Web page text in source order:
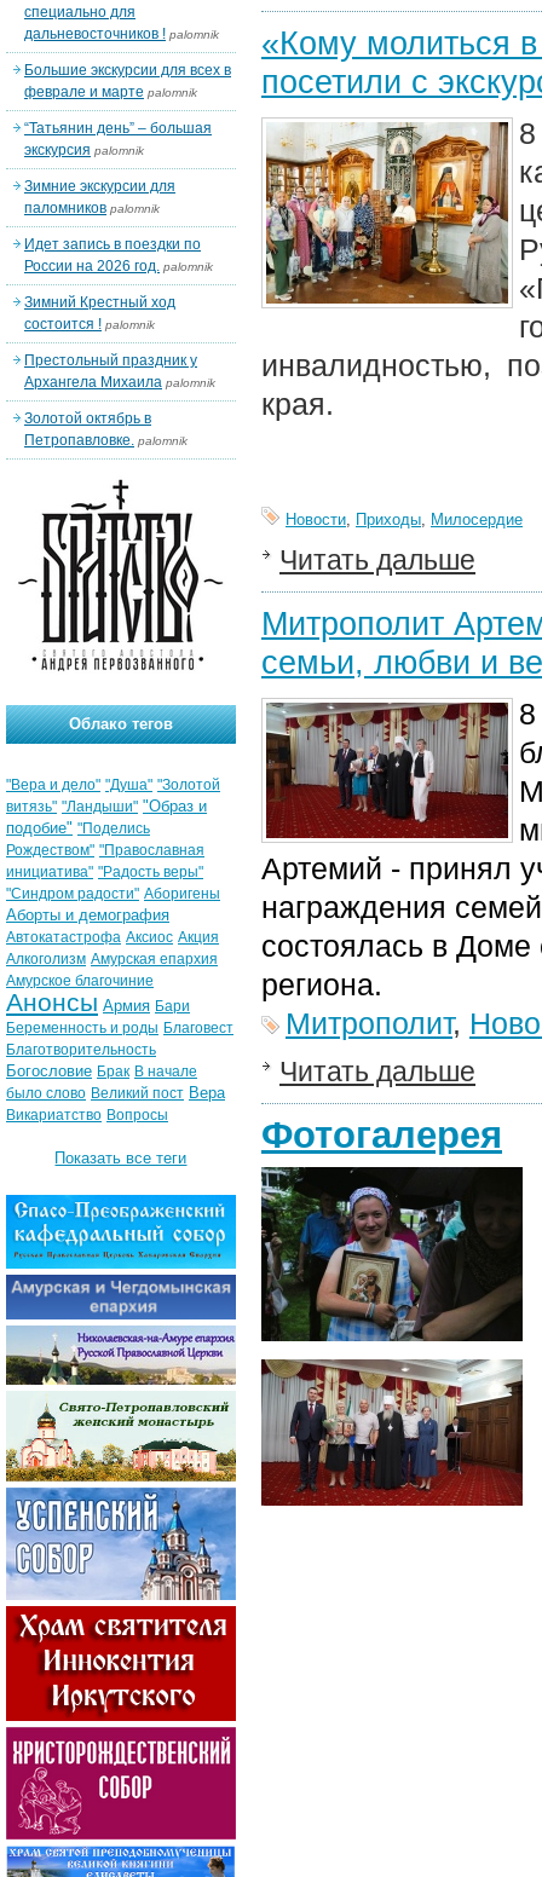
«Кому молиться
посетили с
инвалидностью,
края.
Новости, Приходы, Милосердие
Читать дальше
Митрополит
семьи, любви и
Артемий - принял
награждения
состоялась в
региона.
Митрополит,
Читать дальше
Фотогалерея
специально для
дальневосточников ! palomnik
Большие экскурсии для всех в
феврале и марте palomnik
“Татьянин день” – большая
экскурсия palomnik
Зимние экскурсии для
паломников palomnik
Идет запись в поездки по
России на 2026 год. palomnik
Зимний Крестный ход
состоится ! palomnik
Престольный праздник у
Архангела Михаила palomnik
Золотой октябрь в
Петропавловке. palomnik
Облако тегов
"Вера и дело" "Душа" "Золотой
витязь" "Ландыши" "Образ и
подобие" "Поделись
Рождеством" "Православная
инициатива" "Радость веры"
"Синдром радости" Аборигены
Аборты и демография
Автокатастрофа Аксиос Акция
Алкоголизм Амурская епархия
Амурское благочиние
Анонсы Армия Бари
Беременность и роды Благовест
Благотворительность
Богословие Брак В начале
было слово Великий пост Вера
Викариатство Вопросы
Показать все теги